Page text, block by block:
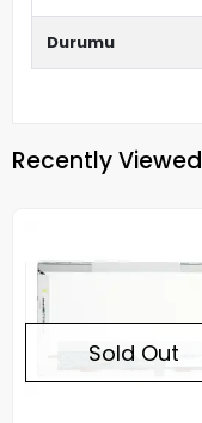
Durumu
Recently Viewed
Sold Out